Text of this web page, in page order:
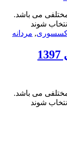
باشد.
,مردانه
باشد.